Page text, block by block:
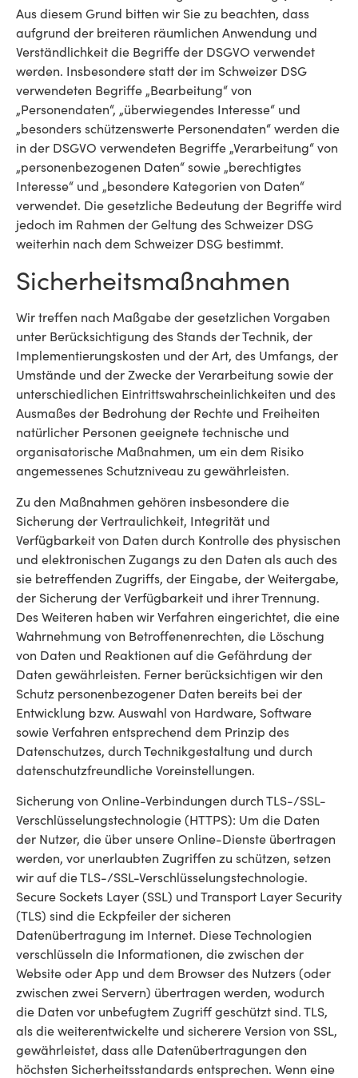
Aus diesem Grund bitten wir Sie zu beachten, dass
aufgrund der breiteren räumlichen Anwendung und
Verständlichkeit die Begriffe der DSGVO verwendet
werden. Insbesondere statt der im Schweizer DSG
verwendeten Begriffe „Bearbeitung“ von
„Personendaten“, „überwiegendes Interesse“ und
„besonders schützenswerte Personendaten“ werden die
in der DSGVO verwendeten Begriffe „Verarbeitung“ von
„personenbezogenen Daten“ sowie „berechtigtes
Interesse“ und „besondere Kategorien von Daten“
verwendet. Die gesetzliche Bedeutung der Begriffe wird
jedoch im Rahmen der Geltung des Schweizer DSG
weiterhin nach dem Schweizer DSG bestimmt.
Sicherheitsmaßnahmen
Wir treffen nach Maßgabe der gesetzlichen Vorgaben
unter Berücksichtigung des Stands der Technik, der
Implementierungskosten und der Art, des Umfangs, der
Umstände und der Zwecke der Verarbeitung sowie der
unterschiedlichen Eintrittswahrscheinlichkeiten und des
Ausmaßes der Bedrohung der Rechte und Freiheiten
natürlicher Personen geeignete technische und
organisatorische Maßnahmen, um ein dem Risiko
angemessenes Schutzniveau zu gewährleisten.
Zu den Maßnahmen gehören insbesondere die
Sicherung der Vertraulichkeit, Integrität und
Verfügbarkeit von Daten durch Kontrolle des physischen
und elektronischen Zugangs zu den Daten als auch des
sie betreffenden Zugriffs, der Eingabe, der Weitergabe,
der Sicherung der Verfügbarkeit und ihrer Trennung.
Des Weiteren haben wir Verfahren eingerichtet, die eine
Wahrnehmung von Betroffenenrechten, die Löschung
von Daten und Reaktionen auf die Gefährdung der
Daten gewährleisten. Ferner berücksichtigen wir den
Schutz personenbezogener Daten bereits bei der
Entwicklung bzw. Auswahl von Hardware, Software
sowie Verfahren entsprechend dem Prinzip des
Datenschutzes, durch Technikgestaltung und durch
datenschutzfreundliche Voreinstellungen.
Sicherung von Online-Verbindungen durch TLS-/SSL-
Verschlüsselungstechnologie (HTTPS): Um die Daten
der Nutzer, die über unsere Online-Dienste übertragen
werden, vor unerlaubten Zugriffen zu schützen, setzen
wir auf die TLS-/SSL-Verschlüsselungstechnologie.
Secure Sockets Layer (SSL) und Transport Layer Security
(TLS) sind die Eckpfeiler der sicheren
Datenübertragung im Internet. Diese Technologien
verschlüsseln die Informationen, die zwischen der
Website oder App und dem Browser des Nutzers (oder
zwischen zwei Servern) übertragen werden, wodurch
die Daten vor unbefugtem Zugriff geschützt sind. TLS,
als die weiterentwickelte und sicherere Version von SSL,
gewährleistet, dass alle Datenübertragungen den
höchsten Sicherheitsstandards entsprechen. Wenn eine